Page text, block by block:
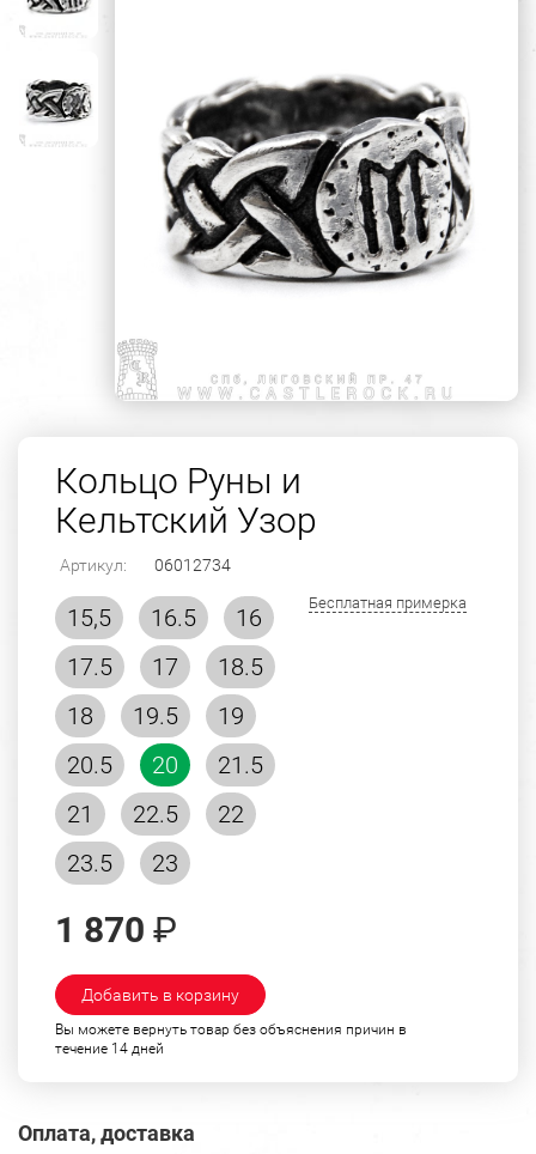
Кольцо Руны и
Кельтский Узор
Артикул: 06012734
15,5 16.5
16
17.5
17
18.5
18
19.5
19
20.5
20
21.5
21
22.5
22
23.5
23
Бесплатная примерка
1 870 ₽
Добавить в корзину
Вы можете вернуть товар без объяснения причин в
течение 14 дней
Оплата, доставка